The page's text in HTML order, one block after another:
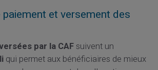
et versement des
par la CAFsuivent un
qui permet aux bénéficiaires de mieux